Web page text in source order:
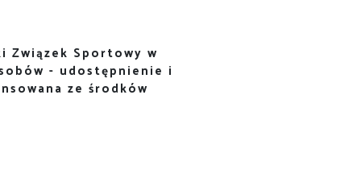
Związek Sportowy w
- udostępnienie i
ze środków